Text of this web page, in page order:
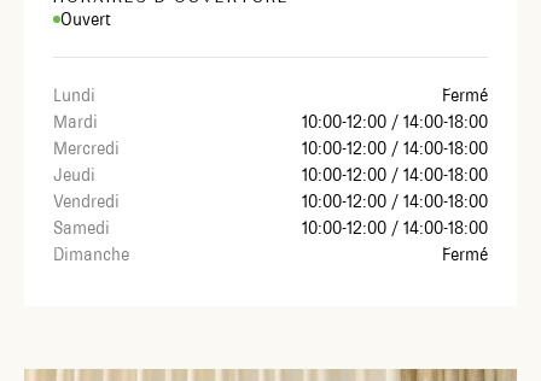
Ouvert
Lundi
Fermé
Mardi
10:00-12:00 / 14:00-18:00
Mercredi
10:00-12:00 / 14:00-18:00
Jeudi
10:00-12:00 / 14:00-18:00
Vendredi
10:00-12:00 / 14:00-18:00
Samedi
10:00-12:00 / 14:00-18:00
Dimanche
Fermé